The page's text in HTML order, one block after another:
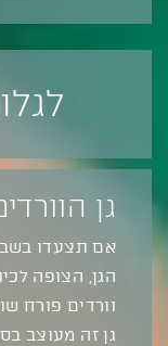
גן הוורדים
אם תצעדו
הגן, הצופה
וורדים פורח
גן זה מעוצב